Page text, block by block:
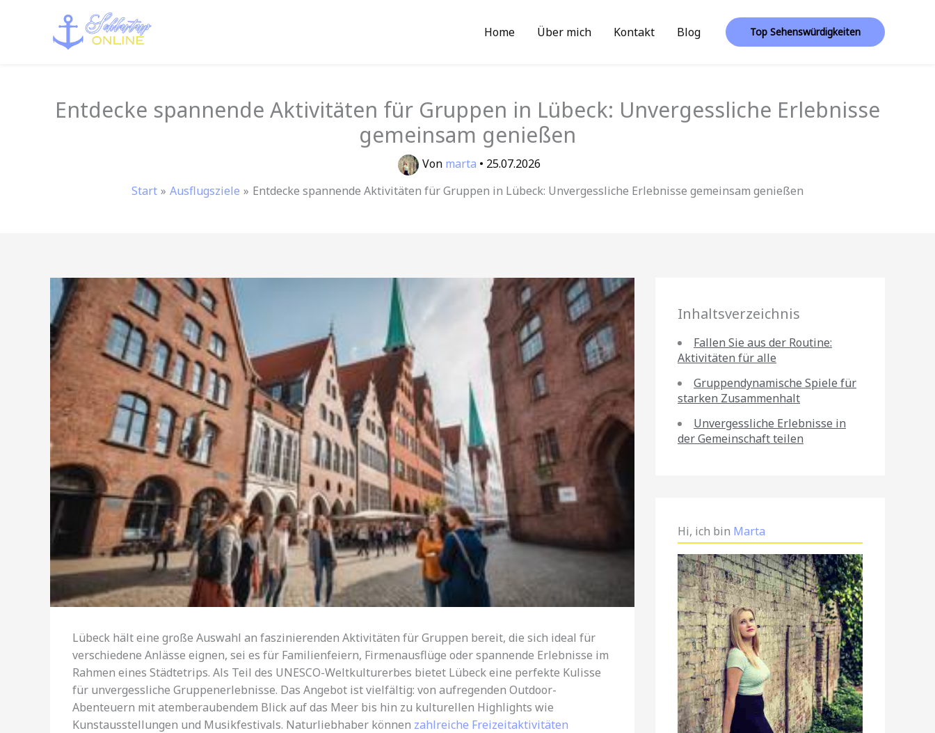
Home Über mich Kontakt Blog Top Sehenswürdigkeiten
Entdecke spannende Aktivitäten für Gruppen in Lübeck: Unvergessliche Erlebnisse
gemeinsam genießen
Von marta • 25.07.2026
Start
Ausflugsziele Entdecke spannende Aktivitäten für Gruppen in Lübeck: Unvergessliche Erlebnisse gemeinsam genießen
Lübeck hält eine große Auswahl an faszinierenden Aktivitäten für Gruppen bereit, die sich ideal für
verschiedene Anlässe eignen, sei es für Familienfeiern, Firmenausflüge oder spannende Erlebnisse im
Rahmen eines Städtetrips. Als Teil des UNESCO-Weltkulturerbes bietet Lübeck eine perfekte Kulisse
für unvergessliche Gruppenerlebnisse. Das Angebot ist vielfältig: von aufregenden Outdoor-
Abenteuern mit atemberaubendem Blick auf das Meer bis hin zu kulturellen Highlights wie
Kunstausstellungen und Musikfestivals. Naturliebhaber können zahlreiche Freizeitaktivitäten
Inhaltsverzeichnis
Fallen Sie aus der Routine:
Aktivitäten für alle
Gruppendynamische Spiele für
starken Zusammenhalt
Unvergessliche Erlebnisse in
der Gemeinschaft teilen
Hi, ich bin Marta